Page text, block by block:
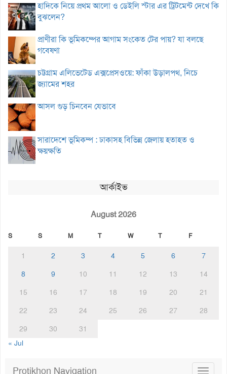
হাদিকে নিয়ে প্রথম আলো ও ডেইলি স্টার এর ট্রিটমেন্ট দেখে কি
বুঝলেন?
প্রাণীরা কি ভূমিকম্পের আগাম সংকেত টের পায়? যা বলছে
গবেষণা
চট্টগ্রাম এলিভেটেড এক্সপ্রেসওয়ে: ফাঁকা উড়ালপথ, নিচে
জ্যামের শহর
আসল গুড় চিনবেন যেভাবে
সারাদেশে ভূমিকম্প : ঢাকাসহ বিভিন্ন জেলায় হতাহত ও
ক্ষয়ক্ষতি
আর্কাইভ
August 2026
S S M T W T F
1 2 3 4 5 6
7
8
9 10 11 12 13
14
15
16 17 18 19 20
21
22
23 24 25 26 27
28
29
30
31
« Jul
Protikhon Navigation